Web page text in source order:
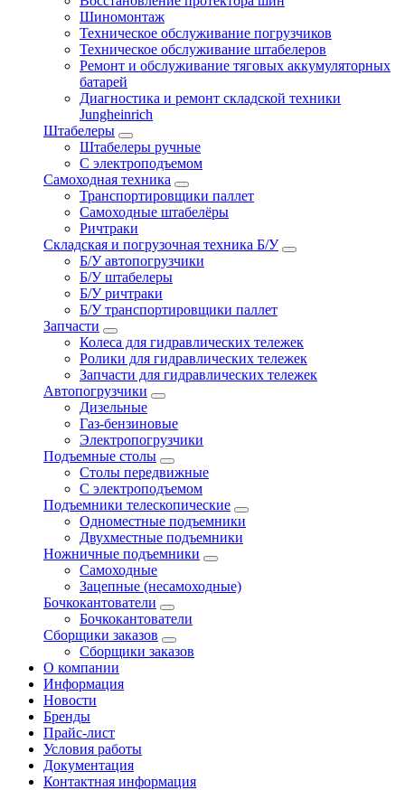
Шиномонтаж
Техническое обслуживание погрузчиков
Техническое обслуживание штабелеров
Ремонт и обслуживание тяговых аккумуляторных
батарей
Диагностика и ремонт складской техники
Jungheinrich
Штабелеры
Штабелеры ручные
С электроподъемом
Самоходная техника
Транспортировщики паллет
Самоходные штабелёры
Ричтраки
Складская и погрузочная техника Б/У
Б/У автопогрузчики
Б/У штабелеры
Б/У ричтраки
Б/У транспортировщики паллет
Запчасти
Колеса для гидравлических тележек
Ролики для гидравлических тележек
Запчасти для гидравлических тележек
Автопогрузчики
Дизельные
Газ-бензиновые
Электропогрузчики
Подъемные столы
Столы передвижные
С электроподъемом
Подъемники телескопические
Одноместные подъемники
Двухместные подъемники
Ножничные подъемники
Самоходные
Зацепные (несамоходные)
Бочкокантователи
Бочкокантователи
Сборщики заказов
Сборщики заказов
О компании
Информация
Новости
Бренды
Прайс-лист
Условия работы
Документация
Контактная информация